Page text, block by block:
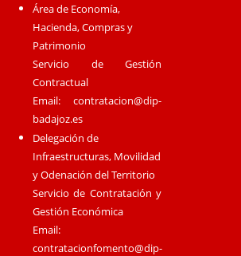
Área de Economía,
Hacienda, Compras y
Patrimonio
Servicio de Gestión
Contractual
Email:contratacion@dip-
badajoz.es
Delegación de
Infraestructuras, Movilidad
y Odenación del Territorio
Servicio de Contratación y
Gestión Económica
Email:
contratacionfomento@dip-